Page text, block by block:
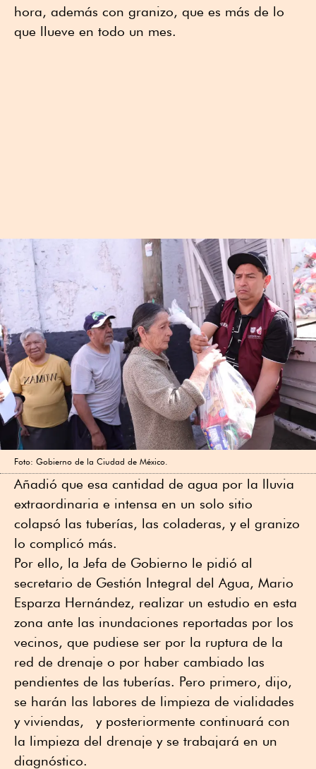
hora, además con granizo, que es más de lo
que llueve en todo un mes.
Foto: Gobierno de la Ciudad de México.
Añadió que esa cantidad de agua por la lluvia
extraordinaria e intensa en un solo sitio
colapsó las tuberías, las coladeras, y el granizo
lo complicó más.
Por ello, la Jefa de Gobierno le pidió al
secretario de Gestión Integral del Agua, Mario
Esparza Hernández, realizar un estudio en esta
zona ante las inundaciones reportadas por los
vecinos, que pudiese ser por la ruptura de la
red de drenaje o por haber cambiado las
pendientes de las tuberías. Pero primero, dijo,
se harán las labores de limpieza de vialidades
y viviendas,
y posteriormente continuará con
la limpieza del drenaje y se trabajará en un
diagnóstico.